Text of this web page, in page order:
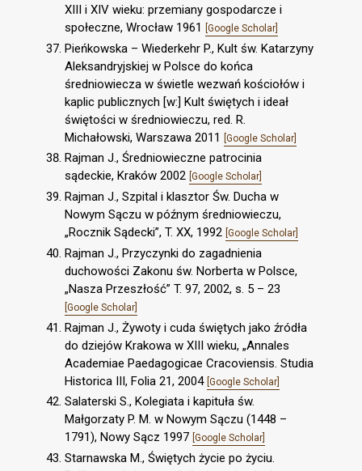
XIII i XIV wieku: przemiany gospodarcze i
społeczne, Wrocław 1961
[Google Scholar]
Pieńkowska – Wiederkehr P., Kult św. Katarzyny
Aleksandryjskiej w Polsce do końca
średniowiecza w świetle wezwań kościołów i
kaplic publicznych [w:] Kult świętych i ideał
świętości w średniowieczu, red. R.
Michałowski, Warszawa 2011
[Google Scholar]
Rajman J., Średniowieczne patrocinia
sądeckie, Kraków 2002 [Google Scholar]
Rajman J., Szpital i klasztor Św. Ducha w
Nowym Sączu w późnym średniowieczu,
„Rocznik Sądecki”, T. XX, 1992 [Google Scholar]
Rajman J., Przyczynki do zagadnienia
duchowości Zakonu św. Norberta w Polsce,
„Nasza Przeszłość” T. 97, 2002, s. 5 – 23
[Google Scholar]
Rajman J., Żywoty i cuda świętych jako źródła
do dziejów Krakowa w XIII wieku, „Annales
Academiae Paedagogicae Cracoviensis. Studia
Historica III, Folia 21, 2004 [Google Scholar]
Salaterski S., Kolegiata i kapituła św.
Małgorzaty P. M. w Nowym Sączu (1448 –
1791), Nowy Sącz 1997 [Google Scholar]
Starnawska M., Świętych życie po życiu.